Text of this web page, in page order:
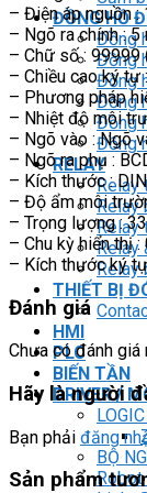
ĐỒNG HỒ
Đồng
Đồng
Đồng
Đồng
Đồng
Đồng
RELAY
Relay
Relay
Relay
Relay
Relay
THIẾT BỊ
HMI
PLC
BIẾN TẦN
DRIVER /
BỘ
Robot
– Điện áp nguồn :
– Ngõ ra chính :
– Chữ số : 99999
– Chiều cao ký tự
– Phương pháp
– Nhiệt độ môi
– Ngõ vào : Ngõ
– Ngõ ra phụ :
– Kích thước :
– Độ ẩm môi
– Trọng lượng :
– Chu kỳ hiển
– Kích thước ký
Đánh giá
Chưa có đánh giá
Hãy là người
Bạn phải đăng
Sản phẩm